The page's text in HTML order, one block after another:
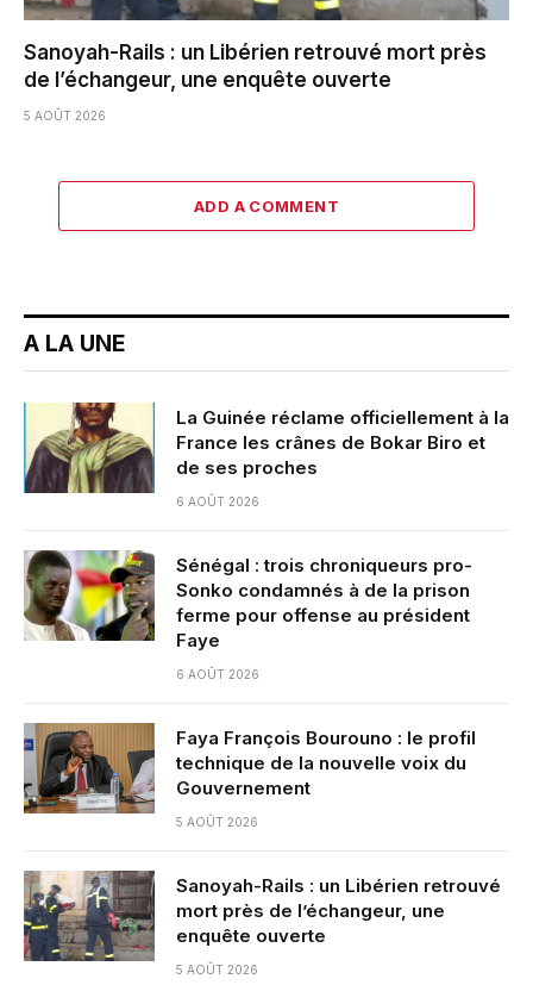
Sanoyah-Rails : un Libérien retrouvé mort près
de l’échangeur, une enquête ouverte
5 AOÛT 2026
ADD A COMMENT
A LA UNE
La Guinée réclame officiellement à la
France les crânes de Bokar Biro et
de ses proches
6 AOÛT 2026
Sénégal : trois chroniqueurs pro-
Sonko condamnés à de la prison
ferme pour offense au président
Faye
6 AOÛT 2026
Faya François Bourouno : le profil
technique de la nouvelle voix du
Gouvernement
5 AOÛT 2026
Sanoyah-Rails : un Libérien retrouvé
mort près de l’échangeur, une
enquête ouverte
5 AOÛT 2026